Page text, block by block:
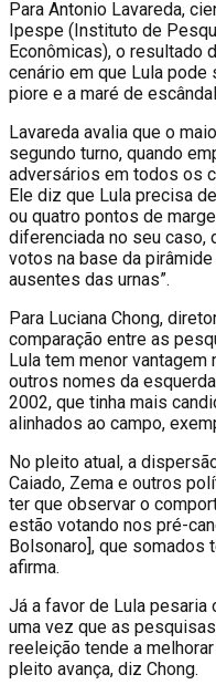
Para Antonio Lavareda,
Ipespe (Instituto de
Econômicas), o resultado
cenário em que Lula pode
piore e a maré de
Lavareda avalia que o
segundo turno, quando
adversários em todos os
Ele diz que Lula precisa
ou quatro pontos de
diferenciada no seu caso,
votos na base da
ausentes das urnas”.
Para Luciana Chong,
comparação entre as
Lula tem menor
outros nomes da
2002, que tinha mais
alinhados ao campo,
No pleito atual, a
Caiado, Zema e outros
ter que observar o
estão votando nos pré-
Bolsonaro], que somados
afirma.
Já a favor de Lula
uma vez que as
reeleição tende a
pleito avança, diz Chong.